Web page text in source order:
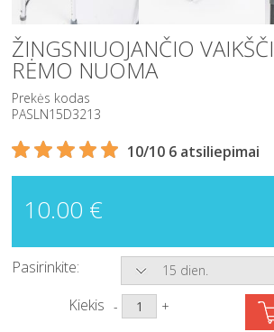
ŽINGSNIUOJANČIO
RĖMO NUOMA
Prekės kodas
PASLN15D3213
10/10 6 atsiliepimai
10.00 €
Pasirinkite: 15 dien.
Kiekis - +